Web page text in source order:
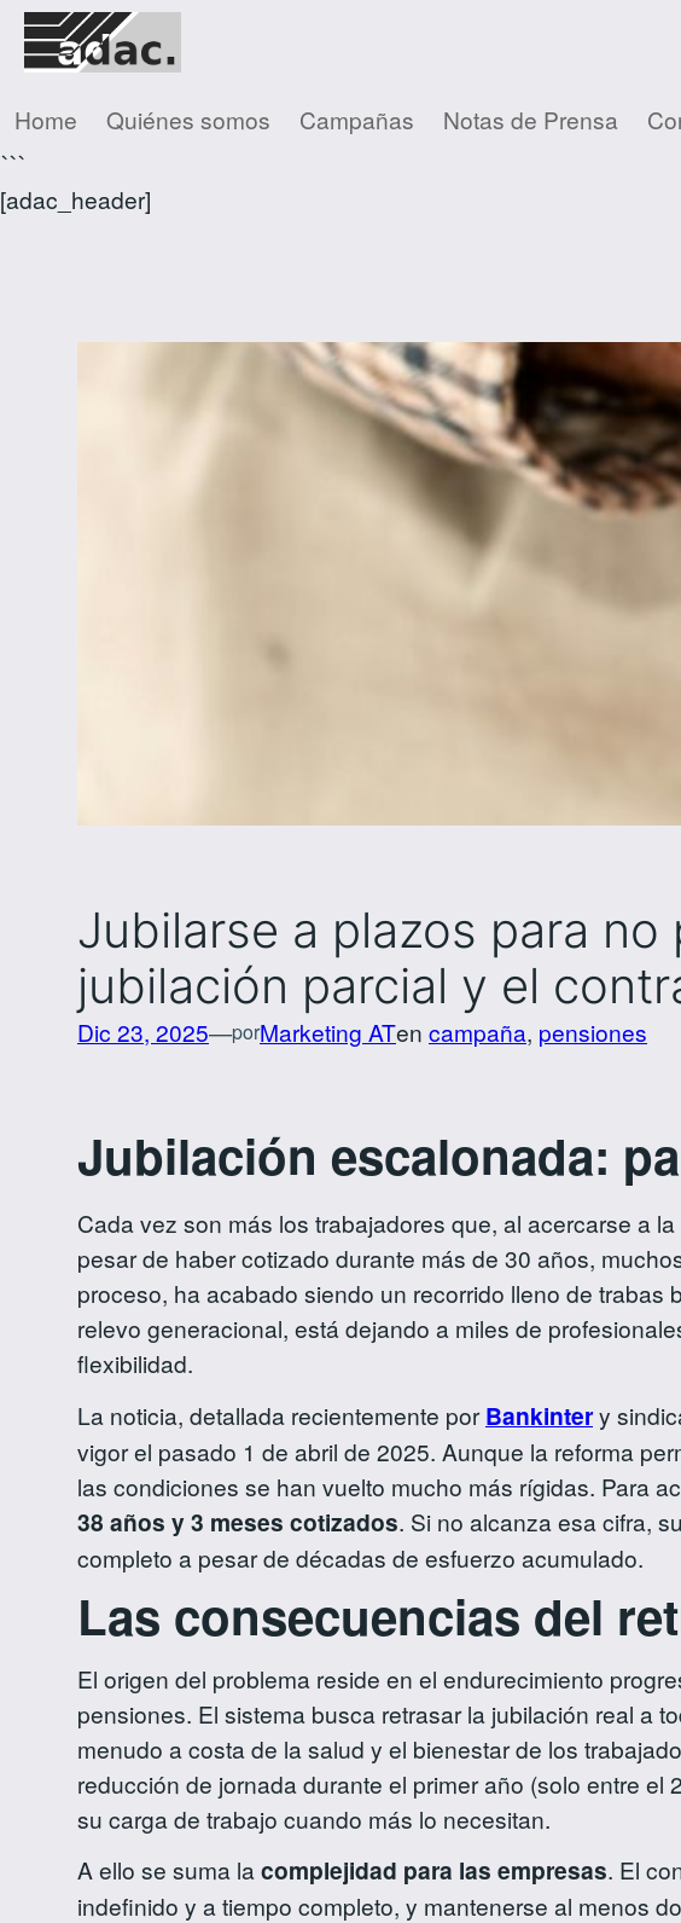
Home Quiénes somos Campañas Notas de Prensa
```
[adac_header]
Jubilarse a plazos para
jubilación parcial y el
Dic 23, 2025—porMarketing ATen campaña, pensiones
Jubilación escalonada:
Cada vez son más los trabajadores que, al acercarse a
pesar de haber cotizado durante más de 30 años,
proceso, ha acabado siendo un recorrido lleno de
relevo generacional, está dejando a miles de
flexibilidad.
La noticia, detallada recientemente porBankintery
vigor el pasado 1 de abril de 2025. Aunque la reforma
las condiciones se han vuelto mucho más rígidas. Para
38 años y 3 meses cotizados. Si no alcanza esa cifra,
completo a pesar de décadas de esfuerzo acumulado.
Las consecuencias del
El origen del problema reside en el endurecimiento
pensiones. El sistema busca retrasar la jubilación real a
menudo a costa de la salud y el bienestar de los
reducción de jornada durante el primer año (solo entre
su carga de trabajo cuando más lo necesitan.
A ello se suma lacomplejidad para las empresas. El
indefinido y a tiempo completo, y mantenerse al menos